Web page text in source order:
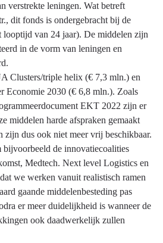
verstrekte leningen. Wat betreft
dit fonds is ondergebracht bij de
van 24 jaar). De middelen zijn
in de vorm van leningen en
Clusters/triple helix (€ 7,3 mln.) en
Economie 2030 (€ 6,8 mln.). Zoals
EKT 2022 zijn er
middelen harde afspraken gemaakt
zijn dus ook niet meer vrij beschikbaar.
bijvoorbeeld de innovatiecoalities
Medtech. Next level Logistics en
we werken vanuit realistisch ramen
gaande middelenbesteding pas
er meer duidelijkheid is wanneer de
ook daadwerkelijk zullen